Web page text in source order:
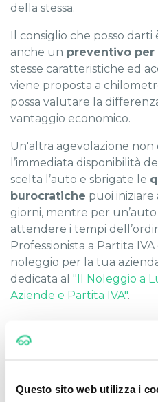
Questo sito web utilizza i
della stessa.
Il consiglio che posso
anche un preventivo per
stesse caratteristiche ed
viene proposta a
possa valutare la
vantaggio economico.
Un'altra agevolazione non
l’immediata disponibilità
scelta l’auto e sbrigate le
burocratiche puoi
giorni, mentre per
attendere i tempi
Professionista a Partita
noleggio per la tua
dedicata al "Il Noleggio a
Aziende e Partita IVA".
Rischi
vettura a